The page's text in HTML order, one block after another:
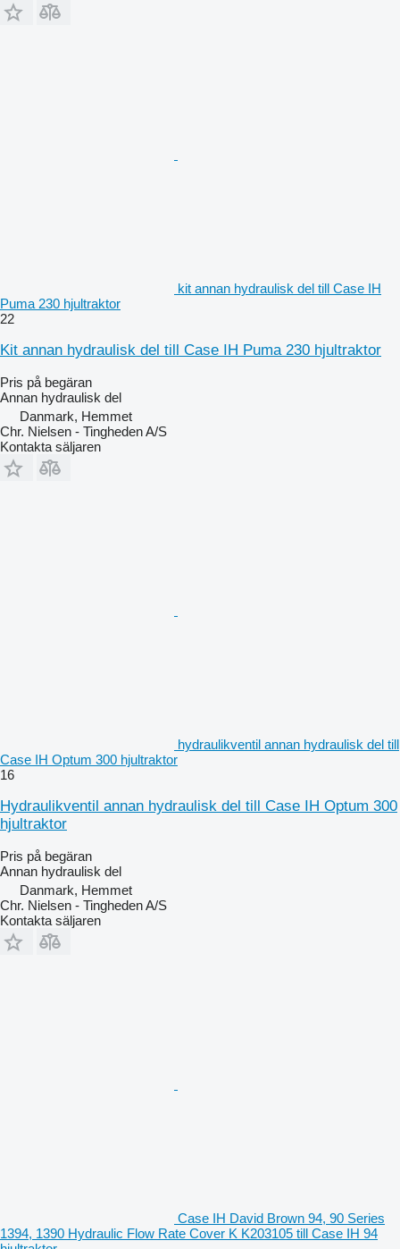
kit annan hydraulisk del till Case IH
Puma 230 hjultraktor
22
Kit annan hydraulisk del till Case IH Puma 230 hjultraktor
Pris på begäran
Annan hydraulisk del
Danmark, Hemmet
Chr. Nielsen - Tingheden A/S
Kontakta säljaren
hydraulikventil annan hydraulisk del till
Case IH Optum 300 hjultraktor
16
Hydraulikventil annan hydraulisk del till Case IH Optum 300
hjultraktor
Pris på begäran
Annan hydraulisk del
Danmark, Hemmet
Chr. Nielsen - Tingheden A/S
Kontakta säljaren
Case IH David Brown 94, 90 Series
1394, 1390 Hydraulic Flow Rate Cover K K203105 till Case IH 94